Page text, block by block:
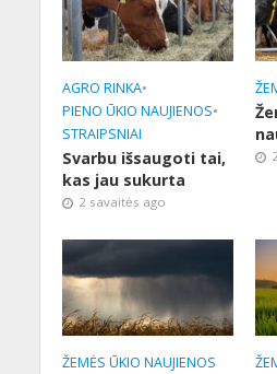
AGRO RINKA•
PIENO ŪKIO NAUJIENOS•
STRAIPSNIAI
Svarbu išsaugoti tai,
kas jau sukurta
2 savaitės ago
ŽEMĖS ŪKIO NAUJIENOS